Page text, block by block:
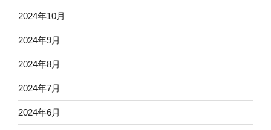
2024年10月
2024年9月
2024年8月
2024年7月
2024年6月